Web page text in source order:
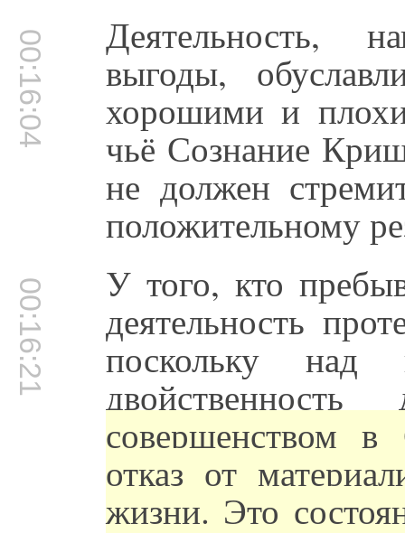
00:16:04 Деятельность,
выгоды,
хорошими и
чьё Сознание
не должен
положительному
00:16:21 У того, кто
деятельность
поскольку
совершенством
отказ от
жизни. Это